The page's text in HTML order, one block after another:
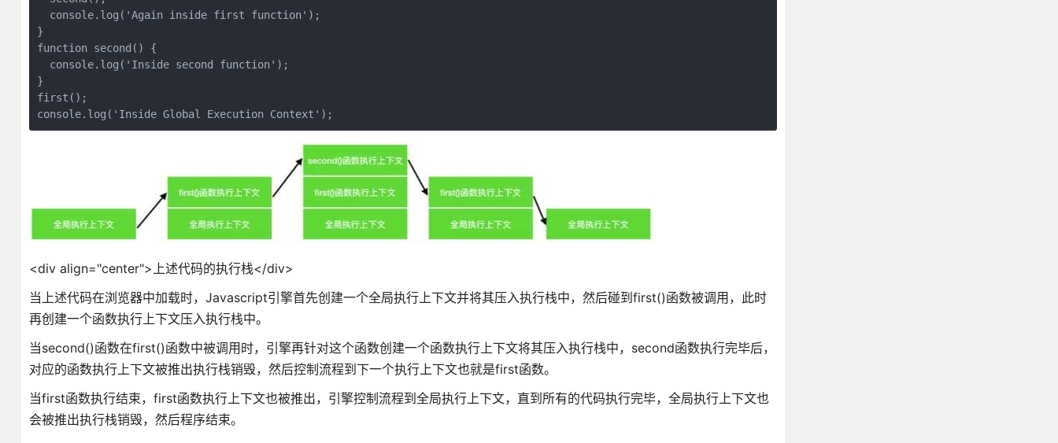
  console.log('Again inside first function');
}
function second() {
  console.log('Inside second function');
}
first();
console.log('Inside Global Execution Context');
<div align="center">上述代码的执行栈</div>
当上述代码在浏览器中加载时，Javascript引擎首先创建一个全局执行上下文并将其压入执行栈中，然后碰到first()函数被调用，此时
再创建一个函数执行上下文压入执行栈中。
当second()函数在first()函数中被调用时，引擎再针对这个函数创建一个函数执行上下文将其压入执行栈中，second函数执行完毕后，
对应的函数执行上下文被推出执行栈销毁，然后控制流程到下一个执行上下文也就是first函数。
当first函数执行结束，first函数执行上下文也被推出，引擎控制流程到全局执行上下文，直到所有的代码执行完毕，全局执行上下文也
会被推出执行栈销毁，然后程序结束。